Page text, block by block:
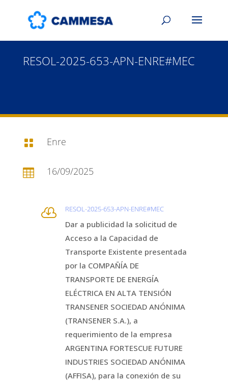
RESOL-2025-653-APN-ENRE#MEC
 Enre
 16/09/2025
 RESOL-2025-653-APN-ENRE#MEC
Dar a publicidad la solicitud de
Acceso a la Capacidad de
Transporte Existente presentada
por la COMPAÑÍA DE
TRANSPORTE DE ENERGÍA
ELÉCTRICA EN ALTA TENSIÓN
TRANSENER SOCIEDAD ANÓNIMA
(TRANSENER S.A.), a
requerimiento de la empresa
ARGENTINA FORTESCUE FUTURE
INDUSTRIES SOCIEDAD ANÓNIMA
(AFFISA), para la conexión de su